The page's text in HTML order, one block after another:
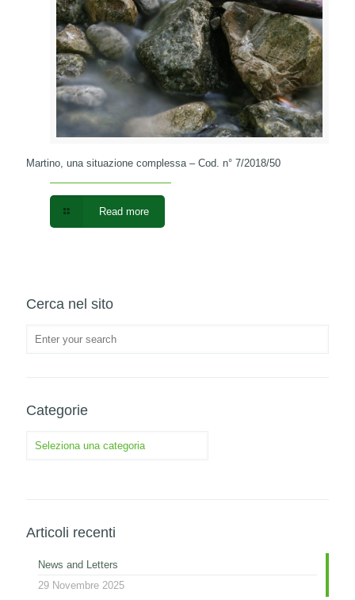
Martino, una situazione complessa – Cod. n° 7/2018/50
Read more
Cerca nel sito
Categorie
Articoli recenti
News and Letters
29 Novembre 2025